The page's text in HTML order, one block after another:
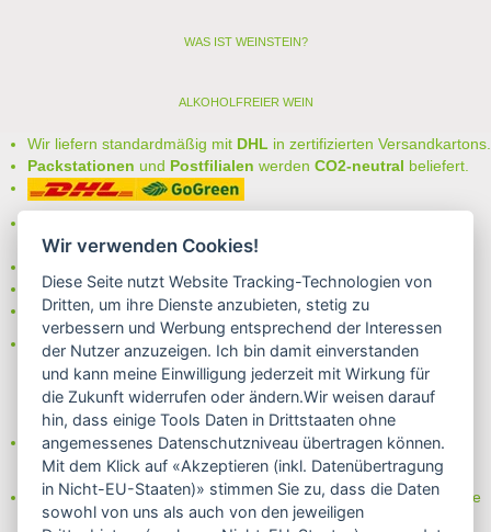
WAS IST WEINSTEIN?
ALKOHOLFREIER WEIN
Wir liefern standardmäßig mit DHL in zertifizierten Versandkartons.
Packstationen und Postfilialen werden CO2-neutral beliefert.
auswählen:
- Rechnung
- Lastschrift/Bankeinzug
Das Internetsiegel "GEPRÜFTER SHOP – Sicher einkaufen":
Partner von:
Wine in Moderation - bewußt genießen
Erfahren Sie mehr über Biowein in unserem Blog oder Folgen Sie
uns!
Wir verwenden Cookies!
Diese Seite nutzt Website Tracking-Technologien von
Dritten, um ihre Dienste anzubieten, stetig zu
verbessern und Werbung entsprechend der Interessen
der Nutzer anzuzeigen. Ich bin damit einverstanden
und kann meine Einwilligung jederzeit mit Wirkung für
die Zukunft widerrufen oder ändern.Wir weisen darauf
hin, dass einige Tools Daten in Drittstaaten ohne
angemessenes Datenschutzniveau übertragen können.
Mit dem Klick auf «Akzeptieren (inkl. Datenübertragung
in Nicht-EU-Staaten)» stimmen Sie zu, dass die Daten
sowohl von uns als auch von den jeweiligen